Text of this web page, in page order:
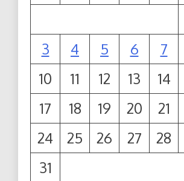
3
4 5 6 7
10
11 12 13 14
17
18 19 20 21
24
25 26 27 28
31